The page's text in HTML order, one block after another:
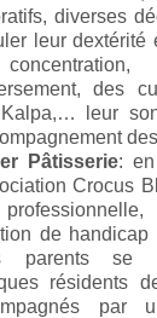
diverses
leur dextérité
des
leur
Pâtisserie:
Crocus
de handicap
parents se
résidents
par